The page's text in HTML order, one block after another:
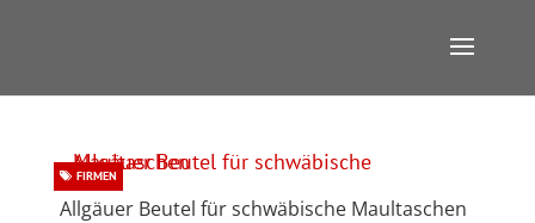
Allgäuer Beutel für schwäbische Maultaschen
FIRMEN